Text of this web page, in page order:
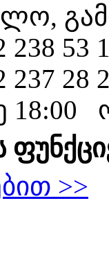
238 53
237 28
18:00
>>